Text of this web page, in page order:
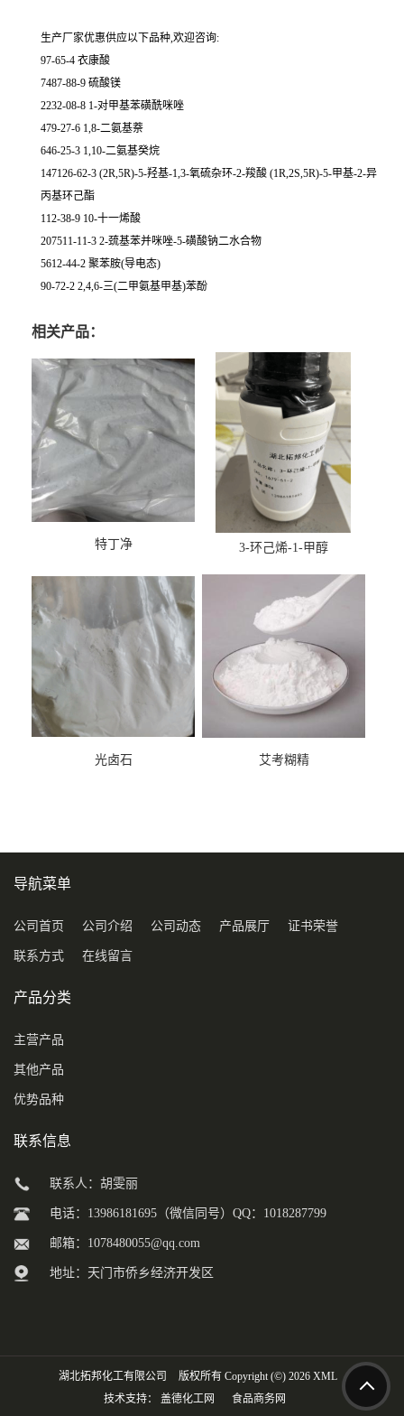
生产厂家优惠供应以下品种,欢迎咨询:
97-65-4 衣康酸
7487-88-9 硫酸镁
2232-08-8 1-对甲基苯磺酰咪唑
479-27-6 1,8-二氨基萘
646-25-3 1,10-二氨基癸烷
147126-62-3 (2R,5R)-5-羟基-1,3-氧硫杂环-2-羧酸 (1R,2S,5R)-5-甲基-2-异
丙基环己酯
112-38-9 10-十一烯酸
207511-11-3 2-巯基苯并咪唑-5-磺酸钠二水合物
5612-44-2 聚苯胺(导电态)
90-72-2 2,4,6-三(二甲氨基甲基)苯酚
相关产品：
特丁净 3-环己烯-1-甲醇
光卤石 艾考糊精
导航菜单
公司首页 公司介绍 公司动态 产品展厅 证书荣誉
联系方式 在线留言
产品分类
主营产品
其他产品
优势品种
联系信息
联系人：胡雯丽
电话：13986181695（微信同号）QQ：1018287799
邮箱： 1078480055@qq.com
地址：天门市侨乡经济开发区
湖北拓邦化工有限公司 版权所有 Copyright (©) 2026 XML
技术支持： 盖德化工网 食品商务网